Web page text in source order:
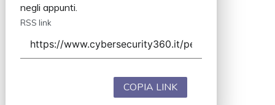
negli appunti.
RSS link
COPIA LINK